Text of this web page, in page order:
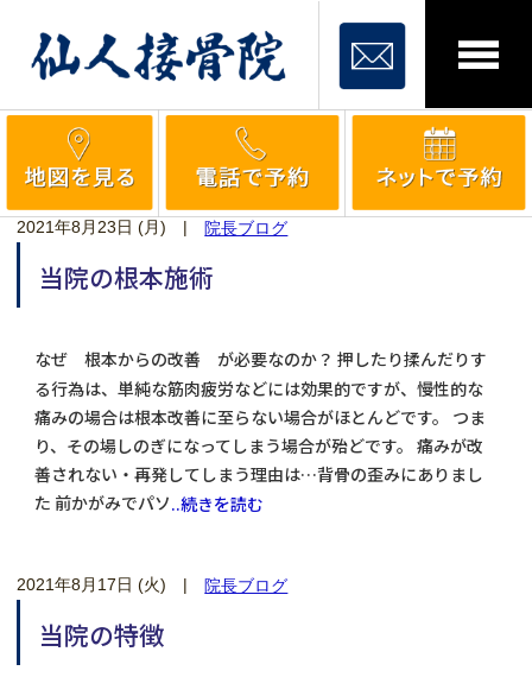
2021年8月23日 (月) 院長ブログ
当院の根本施術
なぜ 根本からの改善 が必要なのか？ 押したり揉んだりす
る行為は、単純な筋肉疲労などには効果的ですが、慢性的な
痛みの場合は根本改善に至らない場合がほとんどです。 つま
り、その場しのぎになってしまう場合が殆どです。 痛みが改
善されない・再発してしまう理由は…背骨の歪みにありまし
た 前かがみでパソ..続きを読む
2021年8月17日 (火) 院長ブログ
当院の特徴